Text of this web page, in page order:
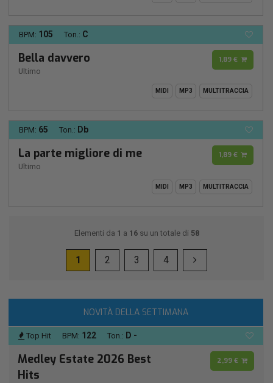
BPM: 105 Ton.: C
Bella davvero
Ultimo
1,89 €
MIDI MP3 MULTITRACCIA
BPM: 65 Ton.: Db
La parte migliore di me
Ultimo
1,89 €
MIDI MP3 MULTITRACCIA
Elementi da 1 a 16su un totale di 58
1 2 3 4
NOVITÀ DELLA SETTIMANA
Top Hit BPM: 122 Ton.: D -
Medley Estate 2026 Best
Hits
2,99 €